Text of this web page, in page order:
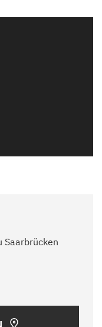
Saarbrücken